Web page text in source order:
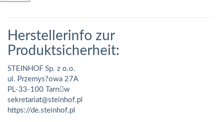
Herstellerinfo zur
Produktsicherheit:
STEINHOF Sp. z o.o.
ul. Przemys?owa 27A
PL-33-100 Tarnَw
sekretariat@steinhof.pl
https://de.steinhof.pl